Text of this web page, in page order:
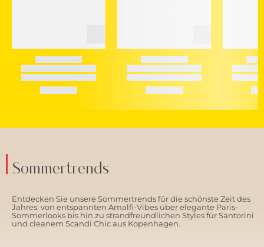
Sommertrends
Entdecken Sie unsere Sommertrends für die schönste Zeit des
Jahres: von entspannten Amalfi-Vibes über elegante Paris-
Sommerlooks bis hin zu strandfreundlichen Styles für Santorini
und cleanem Scandi Chic aus Kopenhagen.